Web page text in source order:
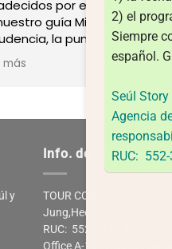
por el
guía Miguel, la
la puntualidad del
siempre pendientes de
del grupo. Los
más
y
Info. de empresa
TOUR COREA
Jung,HeeKyoung
RUC: 552-34-01354
Office A-1311,
2) el
Siempre
español.
Seúl Story
Agencia
RUC: